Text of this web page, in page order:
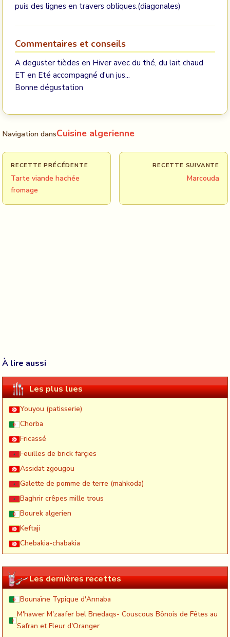
puis des lignes en travers obliques.(diagonales)
Commentaires et conseils
A deguster tièdes en Hiver avec du thé, du lait chaud
ET en Eté accompagné d'un jus...
Bonne dégustation
Navigation dansCuisine algerienne
RECETTE PRÉCÉDENTE
Tarte viande hachée
fromage
RECETTE SUIVANTE
Marcouda
À lire aussi
Les plus lues
Youyou (patisserie)
Chorba
Fricassé
Feuilles de brick farçies
Assidat zgougou
Galette de pomme de terre (mahkoda)
Baghrir crêpes mille trous
Bourek algerien
Keftaji
Chebakia-chabakia
Les dernières recettes
Bounaïne Typique d'Annaba
M'hawer M'zaafer bel Bnedaqs- Couscous Bônois de Fêtes au
Safran et Fleur d'Oranger